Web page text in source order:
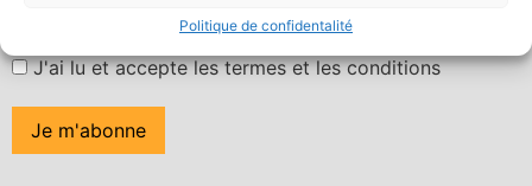
Politique de confidentalité
J'ai lu et accepte les termes et les conditions